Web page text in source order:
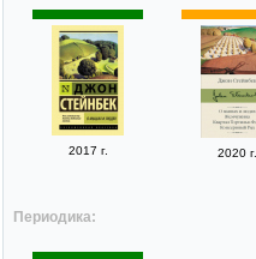
2017 г. 2020 г.
Периодика: